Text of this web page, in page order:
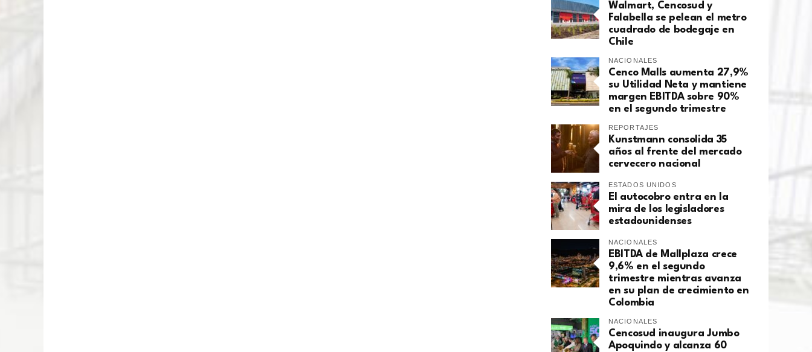
Walmart, Cencosud y
Falabella se pelean el metro
cuadrado de bodegaje en
Chile
NACIONALES
Cenco Malls aumenta 27,9%
su Utilidad Neta y mantiene
margen EBITDA sobre 90%
en el segundo trimestre
REPORTAJES
Kunstmann consolida 35
años al frente del mercado
cervecero nacional
ESTADOS UNIDOS
El autocobro entra en la
mira de los legisladores
estadounidenses
NACIONALES
EBITDA de Mallplaza crece
9,6% en el segundo
trimestre mientras avanza
en su plan de crecimiento en
Colombia
NACIONALES
Cencosud inaugura Jumbo
Apoquindo y alcanza 60